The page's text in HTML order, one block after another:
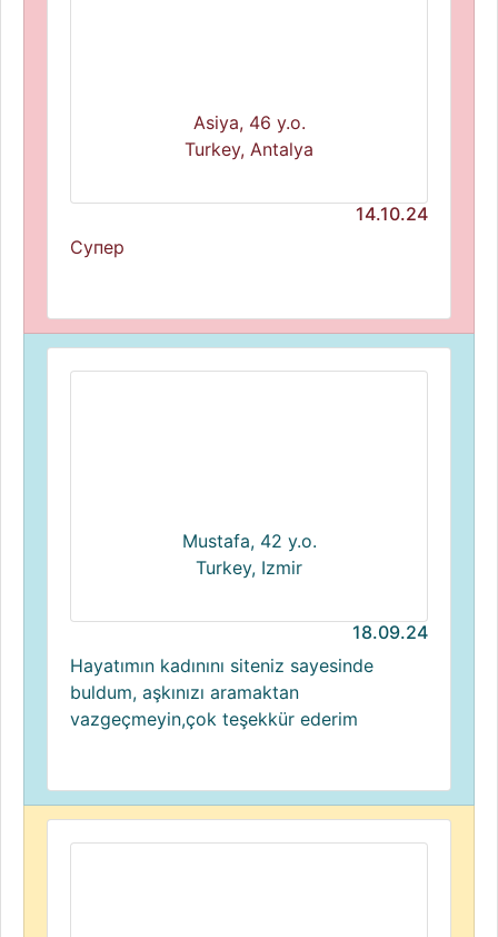
Asiya, 46 y.o.
Turkey, Antalya
14.10.24
Супер
Mustafa, 42 y.o.
Turkey, Izmir
18.09.24
Hayatımın kadınını siteniz sayesinde
buldum, aşkınızı aramaktan
vazgeçmeyin,çok teşekkür ederim